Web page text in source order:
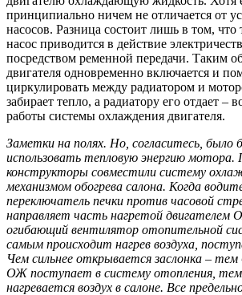
принципиально ничем не отличается от
насосов. Разница состоит лишь в том,
насос приводится в действие
посредством ременной передачи. Таким
двигателя одновременно включается и
циркулировать между радиатором и
забирает тепло, а радиатору его отдает –
работы системы охлаждения двигателя.
Заметки на полях. Но, согласитесь, было
использовать тепловую энергию мотора.
конструкторы совместили систему
механизмом обогрева салона. Когда
переключатель печки против часовой
направляет часть нагретой двигателем
огибающий вентилятор отопительной
самым происходит нагрев воздуха,
Чем сильнее открывается заслонка – тем
ОЖ поступает в систему отопления, тем
нагревается воздух в салоне. Все